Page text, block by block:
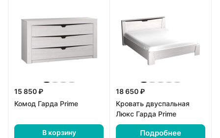
15 850 ₽
Комод Гарда Prime
В корзину
18 650 ₽
Кровать двуспальная
Люкс Гарда Prime
Подробнее